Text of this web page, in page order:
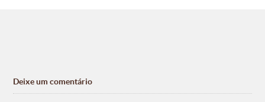
Deixe um comentário